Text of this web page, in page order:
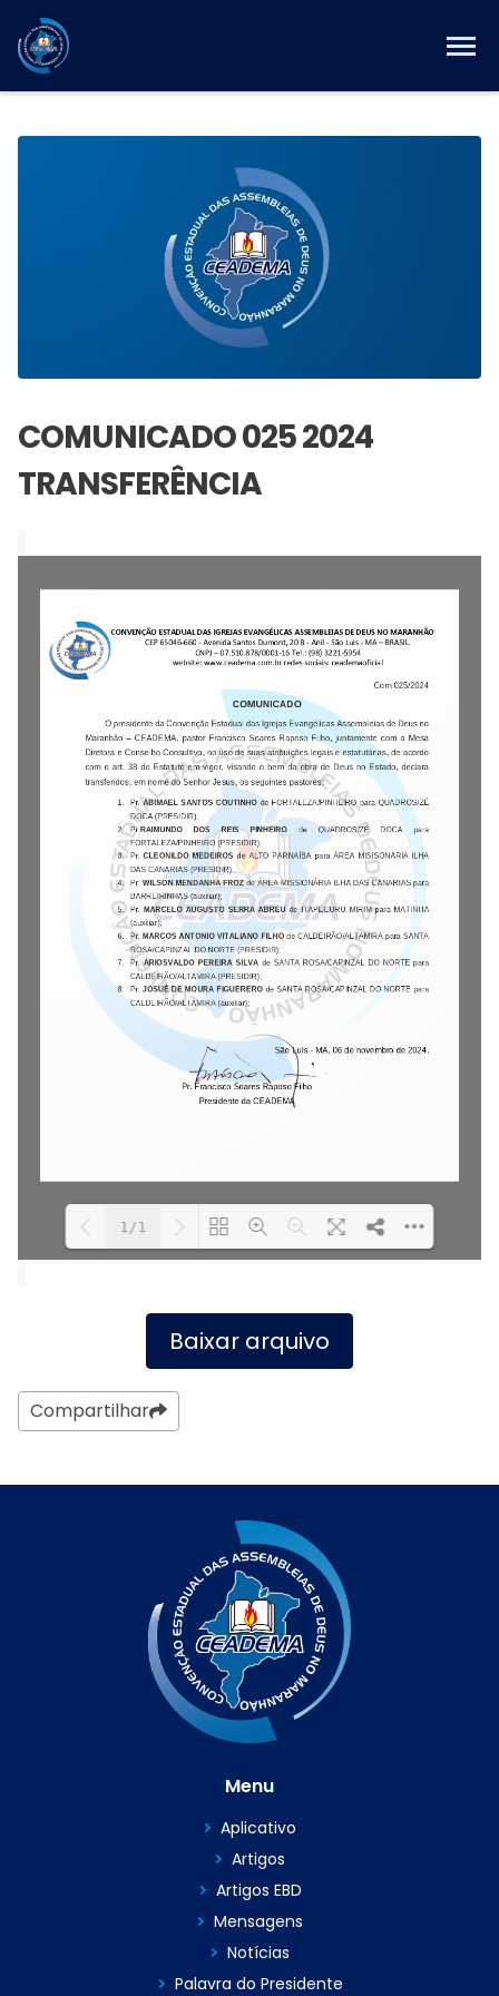
COMUNICADO 025 2024
TRANSFERÊNCIA
1/1
Baixar arquivo
Compartilhar
Menu
Aplicativo
Artigos
Artigos EBD
Mensagens
Notícias
Palavra do Presidente